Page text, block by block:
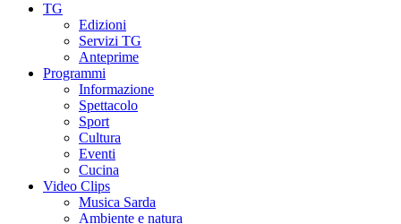
TG
Edizioni
Servizi TG
Anteprime
Programmi
Informazione
Spettacolo
Sport
Cultura
Eventi
Cucina
Video Clips
Musica Sarda
Ambiente e natura